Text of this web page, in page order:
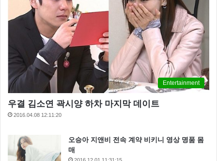
Entertainment
우결 김소연 곽시양 하차 마지막 데이트
2016.04.08 12:11:20
오승아 지앤비 전속 계약 비키니 영상 명품 몸
매